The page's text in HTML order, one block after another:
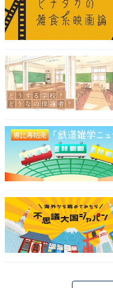
食べてみると甘すぎな
ストローを使って、
味を楽しめます。これ
2」。
「楽しみ方その3」で
と、クリームの甘味
使うと、クリームが
ます。